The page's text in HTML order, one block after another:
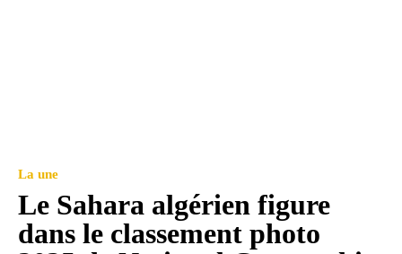
La une
Le Sahara algérien figure
dans le classement photo